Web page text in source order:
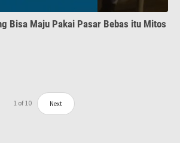
Bisa Maju Pakai Pasar Bebas itu Mitos
1 of 10 Next